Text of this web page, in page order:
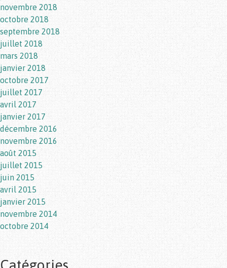
novembre 2018
octobre 2018
septembre 2018
juillet 2018
mars 2018
janvier 2018
octobre 2017
juillet 2017
avril 2017
janvier 2017
décembre 2016
novembre 2016
août 2015
juillet 2015
juin 2015
avril 2015
janvier 2015
novembre 2014
octobre 2014